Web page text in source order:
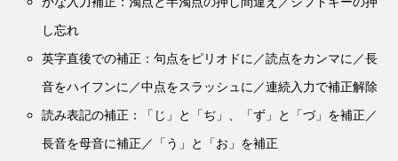
し忘れ
英字直後での補正：句点をピリオドに／読点をカンマに／長
音をハイフンに／中点をスラッシュに／連続入力で補正解除
読み表記の補正：「じ」と「ぢ」、「ず」と「づ」を補正／
長音を母音に補正／「う」と「お」を補正